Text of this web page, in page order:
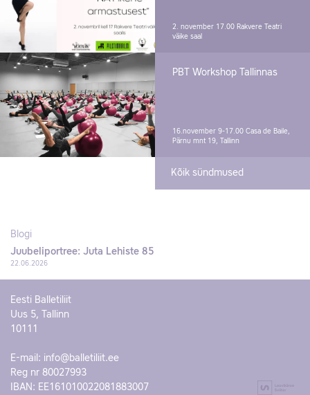
2. november 17.00 Rakvere Teatri
väike saal
PBT Workshop Tallinnas
16.november 9-17.00 Casa de Baile,
Pärnu mnt 19, Tallinn
Kõik sündmused
Blogi
Juubeliportree: Juta Lehiste 85
22.06.2026
Eesti Balletiliit
Uus 5, Tallinn
10111
E-mail: info@balletiliit.ee
Reg nr 80027993
IBAN: EE161010022081883007